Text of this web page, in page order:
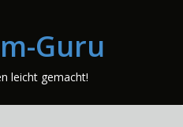
Guru
leicht gemacht!